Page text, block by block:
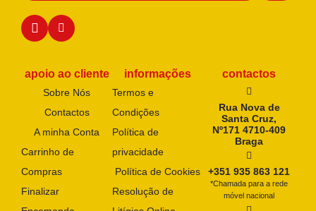
apoio ao cliente
Sobre Nós
Contactos
A minha Conta
Carrinho de
Compras
Finalizar
informações
Termos e
Condições
Política de
privacidade
Política de Cookies
Resolução de
contactos
Rua Nova de
Santa Cruz,
Nº171 4710-409
Braga
+351 935 863 121
*Chamada para a rede
móvel nacional